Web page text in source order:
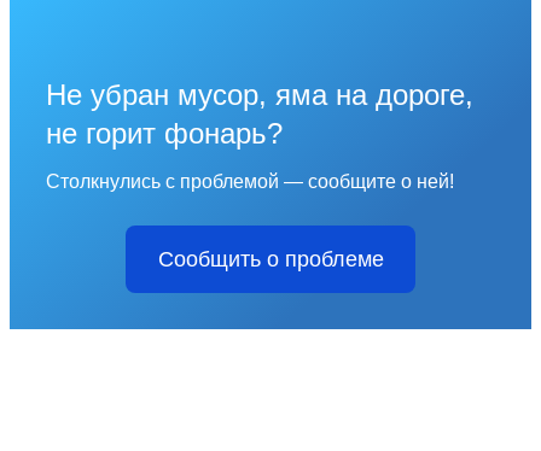
Не убран мусор, яма на дороге,
не горит фонарь?
Столкнулись с проблемой — сообщите о ней!
Сообщить о проблеме